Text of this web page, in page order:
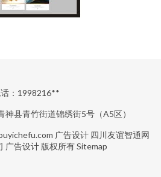
：1998216**
神县青竹街道锦绣街5号（A5区）
广告设计 四川友谊智通网
广告设计 版权所有Sitemap